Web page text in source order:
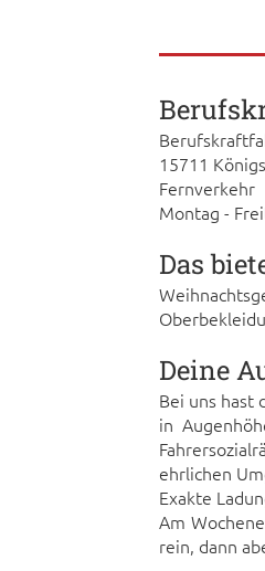
15711
Fernverkehr
Montag -
Das
Deine
Bei uns hast
in
ehrlichen
Exakte
Am
rein, dann